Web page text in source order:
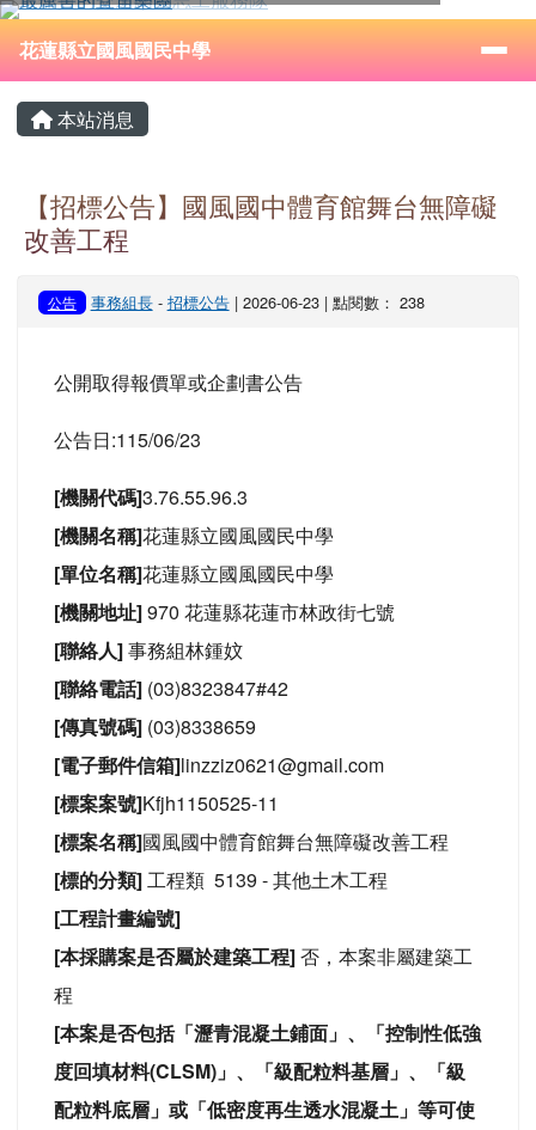
跳至主內容區
花蓮縣立國風國民中學
⏸
導覽列
花蓮縣立國風國民中學
主內容區域
本站消息
【招標公告】國風國中體育館舞台無障礙
改善工程
公告 事務組長- 招標公告| 2026-06-23 | 點閱數： 238
公開取得報價單或企劃書公告
公告日:115/06/23
[機關代碼]3.76.55.96.3
[機關名稱]花蓮縣立國風國民中學
[單位名稱]花蓮縣立國風國民中學
[機關地址]970 花蓮縣花蓮市林政街七號
[聯絡人]事務組林鍾妏
[聯絡電話] (03)8323847#42
[傳真號碼] (03)8338659
[電子郵件信箱]linzziz0621@gmail.com
[標案案號]Kfjh1150525-11
[標案名稱]國風國中體育館舞台無障礙改善工程
[標的分類]工程類 5139 - 其他土木工程
[工程計畫編號]
[本採購案是否屬於建築工程]否，本案非屬建築工
程
[本案是否包括「瀝青混凝土鋪面」、「控制性低強
度回填材料(CLSM)」、「級配粒料基層」、「級
配粒料底層」或「低密度再生透水混凝土」等可使
頁尾區域